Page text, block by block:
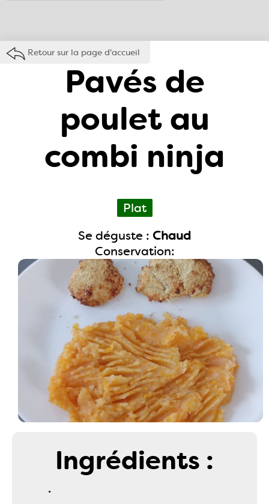
Retour sur la page d'accueil
Pavés de
poulet au
combi ninja
Plat
Se déguste : Chaud
Conservation:
Ingrédients :
.